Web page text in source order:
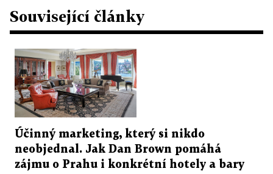
Související články
Účinný marketing, který si nikdo
neobjednal. Jak Dan Brown pomáhá
zájmu o Prahu i konkrétní hotely a bary